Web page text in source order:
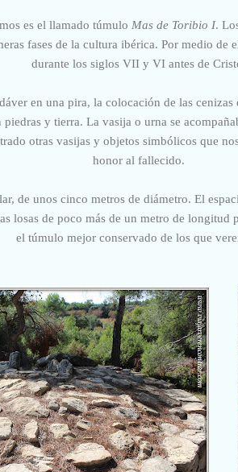
es el llamado túmulo Mas de Toribio I.
fases de la cultura ibérica. Por medio de
durante los siglos VII y VI antes de
en una pira, la colocación de las cenizas
y tierra. La vasija o urna se
otras vasijas y objetos simbólicos que
honor al fallecido.
de unos cinco metros de diámetro. El
losas de poco más de un metro de longitud
el túmulo mejor conservado de los que